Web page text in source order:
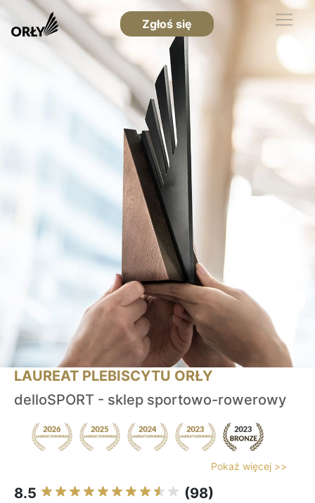
Zgłoś się
LAUREAT PLEBISCYTU ORŁY
delloSPORT - sklep sportowo-rowerowy
Pokaż więcej >>
8.5 (98)